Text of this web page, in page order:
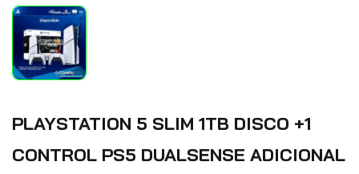
PLAYSTATION 5 SLIM 1TB DISCO +1
CONTROL PS5 DUALSENSE ADICIONAL